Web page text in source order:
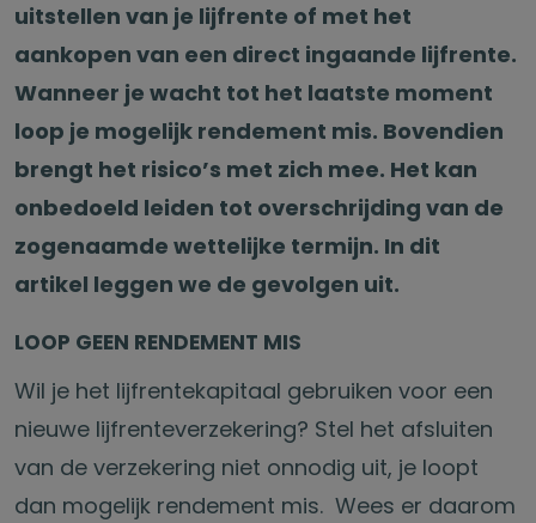
uitstellen van je lijfrente of met het
aankopen van een direct ingaande lijfrente.
Wanneer je wacht tot het laatste moment
loop je mogelijk rendement mis. Bovendien
brengt het risico’s met zich mee. Het kan
onbedoeld leiden tot overschrijding van de
zogenaamde wettelijke termijn. In dit
artikel leggen we de gevolgen uit.
LOOP GEEN RENDEMENT MIS
Wil je het lijfrentekapitaal gebruiken voor een
nieuwe lijfrenteverzekering? Stel het afsluiten
van de verzekering niet onnodig uit, je loopt
dan mogelijk rendement mis. Wees er daarom